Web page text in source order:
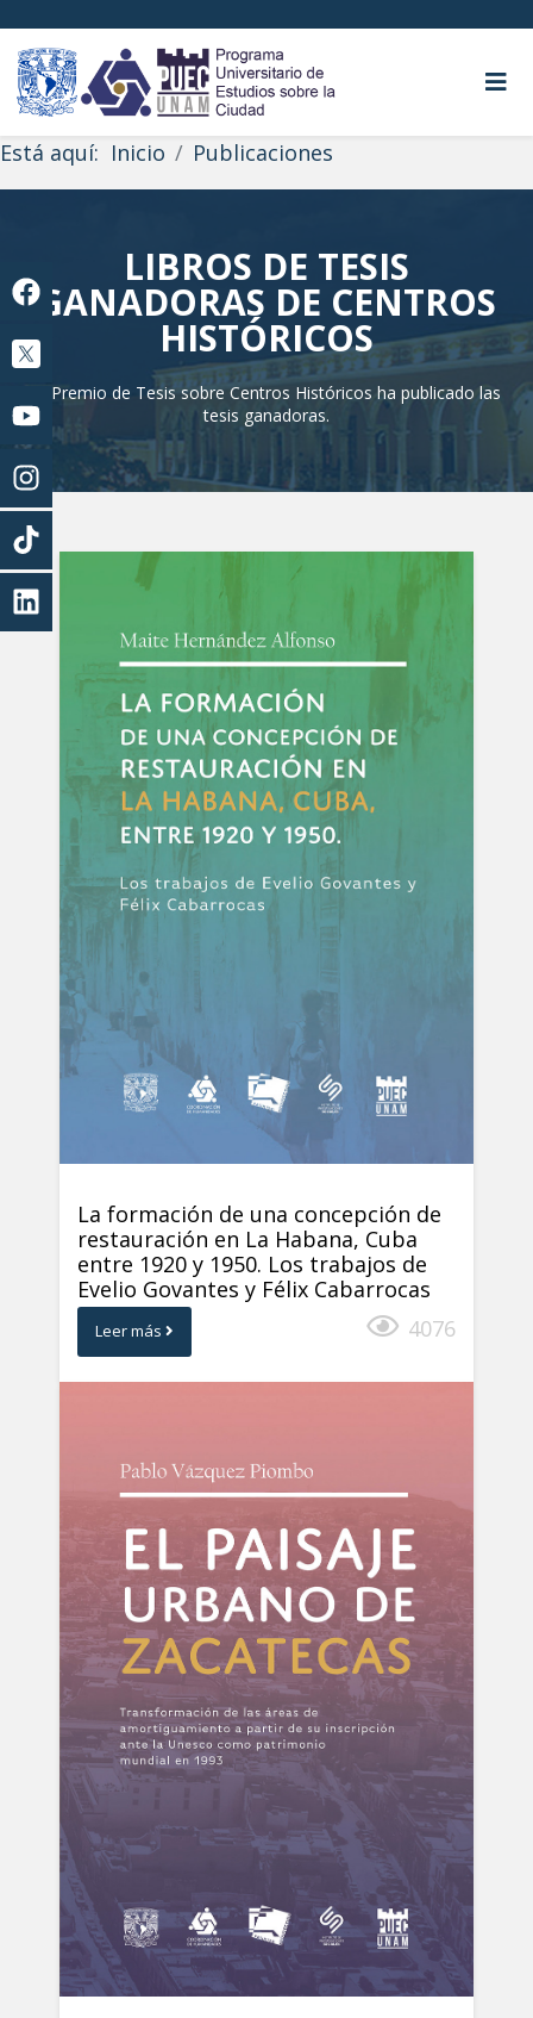
Está aquí: Inicio Publicaciones
LIBROS DE TESIS
GANADORAS DE CENTROS
HISTÓRICOS
El Premio de Tesis sobre Centros Históricos ha publicado las
tesis ganadoras.
La formación de una concepción de
restauración en La Habana, Cuba
entre 1920 y 1950. Los trabajos de
Evelio Govantes y Félix Cabarrocas
Leer más 4076